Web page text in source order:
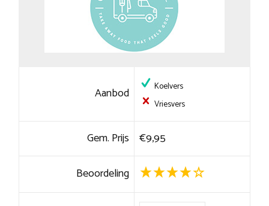
Aanbod
Koelvers
Vriesvers
Gem. Prijs €9,95
Beoordeling